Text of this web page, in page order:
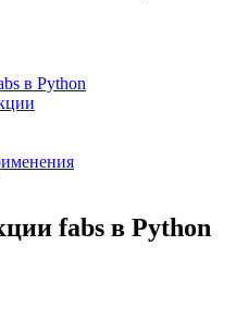
в Python
fabs в Python